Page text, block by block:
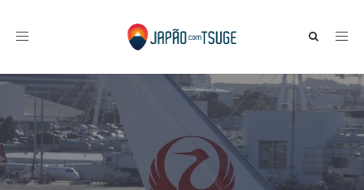
Toggle navigation